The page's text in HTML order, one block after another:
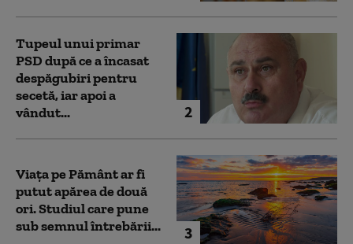
2
Tupeul unui primar
PSD după ce a încasat
despăgubiri pentru
secetă, iar apoi a
vândut...
3
Viața pe Pământ ar fi
putut apărea de două
ori. Studiul care pune
sub semnul întrebării...